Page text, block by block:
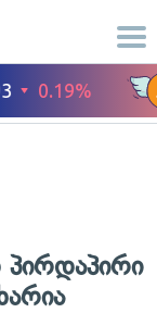
პირდაპირი